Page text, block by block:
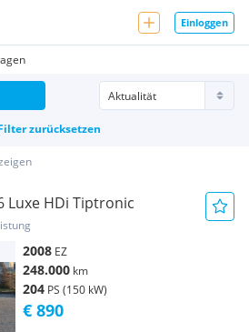
Einloggen
zurücksetzen
Luxe HDi Tiptronic
2008 EZ
248.000 km
204 PS (150 kW)
€ 890